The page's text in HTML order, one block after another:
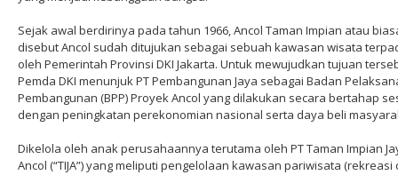
Sejak awal berdirinya pada tahun 1966, Ancol Taman Impian atau
disebut Ancol sudah ditujukan sebagai sebuah kawasan wisata
oleh Pemerintah Provinsi DKI Jakarta. Untuk mewujudkan tujuan
Pemda DKI menunjuk PT Pembangunan Jaya sebagai Badan
Pembangunan (BPP) Proyek Ancol yang dilakukan secara bertahap
dengan peningkatan perekonomian nasional serta daya beli
Dikelola oleh anak perusahaannya terutama oleh PT Taman Impian
Ancol (“TIJA”) yang meliputi pengelolaan kawasan pariwisata (rekreasi